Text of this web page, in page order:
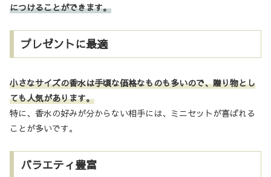
につけることができます。
プレゼントに最適
小さなサイズの香水は手頃な価格なものも多いので、贈り物とし
ても人気があります。
特に、香水の好みが分からない相手には、ミニセットが喜ばれる
ことが多いです。
バラエティ豊富